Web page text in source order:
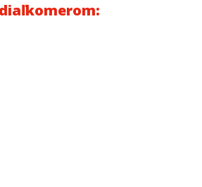
diaľkomerom: